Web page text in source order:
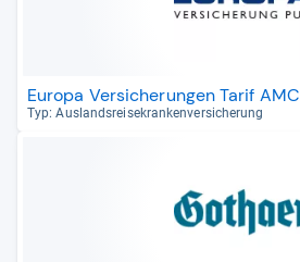
Europa Versicherungen Tarif AMC
Typ: Aus­lands­rei­se­kran­ken­ver­si­che­rung